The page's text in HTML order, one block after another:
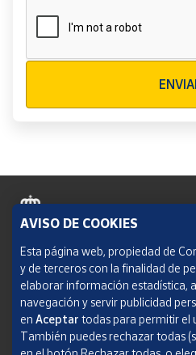
Política de cookies
Aviso legal
Condiciones del servicio
Política de Privacidad Web
AVISO DE COOKIES
Esta página web, propiedad de
y de terceros con la finalidad de
elaborar información estadística,
navegación y servir publicidad
en Aceptar todas para permitir el
También puedes rechazar todas